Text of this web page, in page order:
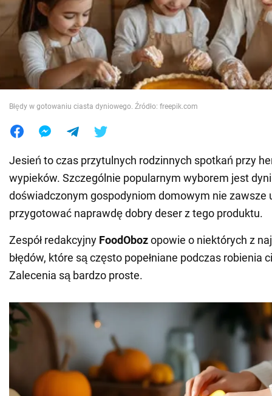
Wojna na Ukrainie
Świat
Jedzenie
Błędy w gotowaniu ciasta dyniowego. Źródło: freepik.com
Jesień to czas przytulnych rodzinnych spotkań przy
wypieków. Szczególnie popularnym wyborem jest
doświadczonym gospodyniom domowym nie zawsze
przygotować naprawdę dobry deser z tego produktu.
Zespół redakcyjny FoodObozopowie o niektórych z
błędów, które są często popełniane podczas robienia
Zalecenia są bardzo proste.